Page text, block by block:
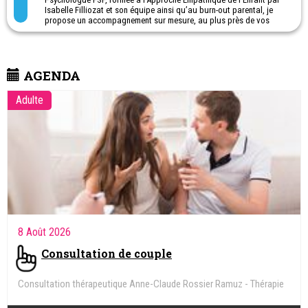
Isabelle Filliozat et son équipe ainsi qu’au burn-out parental, je
propose un accompagnement sur mesure, au plus près de vos
besoins.
Gestion du stress et des émotions
Haut potentiel
Prévention et prise en charge du burn-out parental
Difficultés à l’école en cas de phobie scolaire, de harcèlement
AGENDA
Adulte
8 Août 2026
Consultation de couple
Consultation thérapeutique Anne-Claude Rossier Ramuz - Thérapie